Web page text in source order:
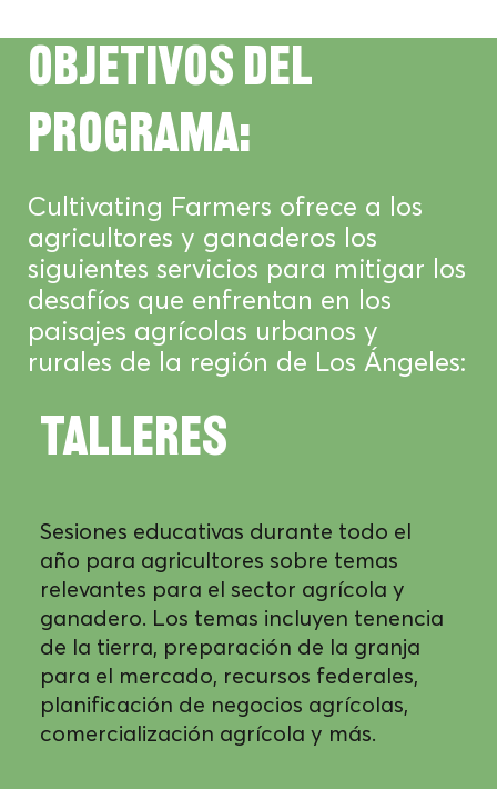
Objetivos del
programa:
Cultivating Farmers ofrece a los
agricultores y ganaderos los
siguientes servicios para mitigar los
desafíos que enfrentan en los
paisajes agrícolas urbanos y
rurales de la región de Los Ángeles:
TALLERES
Sesiones educativas durante todo el
año para agricultores sobre temas
relevantes para el sector agrícola y
ganadero. Los temas incluyen tenencia
de la tierra, preparación de la granja
para el mercado, recursos federales,
planificación de negocios agrícolas,
comercialización agrícola y más.